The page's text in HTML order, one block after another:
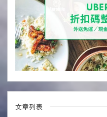
文章列表